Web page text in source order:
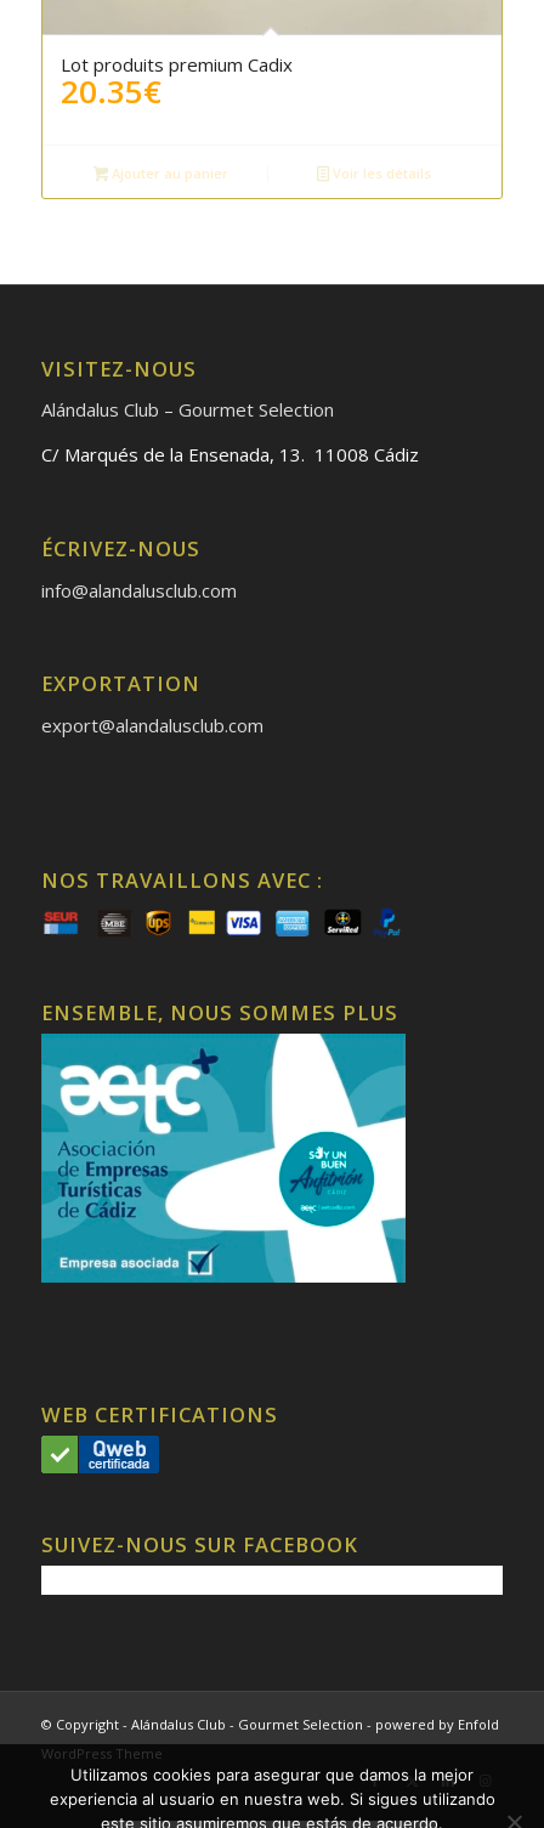
Lot produits premium Cadix
20.35€
Ajouter au panier Voir les détails
VISITEZ-NOUS
Alándalus Club – Gourmet Selection
C/ Marqués de la Ensenada, 13. 11008 Cádiz
ÉCRIVEZ-NOUS
info@alandalusclub.com
EXPORTATION
export@alandalusclub.com
NOS TRAVAILLONS AVEC :
ENSEMBLE, NOUS SOMMES PLUS
WEB CERTIFICATIONS
SUIVEZ-NOUS SUR FACEBOOK
© Copyright - Alándalus Club - Gourmet Selection - powered by Enfold
WordPress Theme
Utilizamos cookies para asegurar que damos la mejor
experiencia al usuario en nuestra web. Si sigues utilizando
este sitio asumiremos que estás de acuerdo.